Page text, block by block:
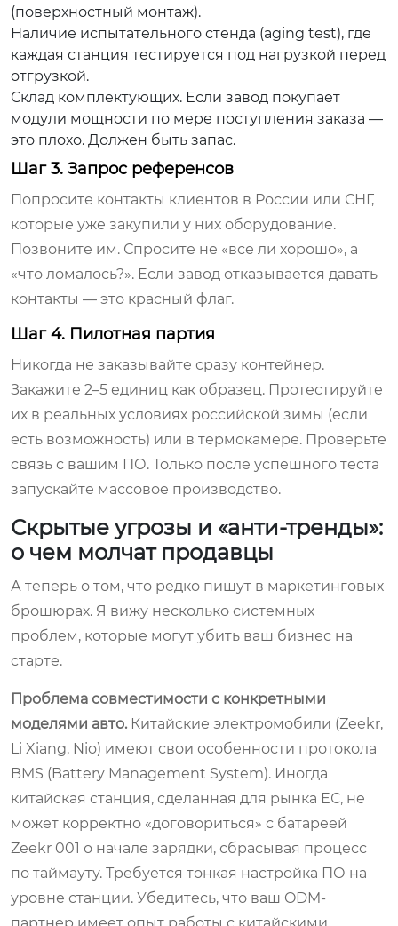
(поверхностный монтаж).
Наличие испытательного стенда (aging test), где
каждая станция тестируется под нагрузкой перед
отгрузкой.
Склад комплектующих. Если завод покупает
модули мощности по мере поступления заказа —
это плохо. Должен быть запас.
Шаг 3. Запрос референсов
Попросите контакты клиентов в России или СНГ,
которые уже закупили у них оборудование.
Позвоните им. Спросите не «все ли хорошо», а
«что ломалось?». Если завод отказывается давать
контакты — это красный флаг.
Шаг 4. Пилотная партия
Никогда не заказывайте сразу контейнер.
Закажите 2–5 единиц как образец. Протестируйте
их в реальных условиях российской зимы (если
есть возможность) или в термокамере. Проверьте
связь с вашим ПО. Только после успешного теста
запускайте массовое производство.
Скрытые угрозы и «анти-тренды»:
о чем молчат продавцы
А теперь о том, что редко пишут в маркетинговых
брошюрах. Я вижу несколько системных
проблем, которые могут убить ваш бизнес на
старте.
Проблема совместимости с конкретными
моделями авто. Китайские электромобили (Zeekr,
Li Xiang, Nio) имеют свои особенности протокола
BMS (Battery Management System). Иногда
китайская станция, сделанная для рынка ЕС, не
может корректно «договориться» с батареей
Zeekr 001 о начале зарядки, сбрасывая процесс
по таймауту. Требуется тонкая настройка ПО на
уровне станции. Убедитесь, что ваш ODM-
партнер имеет опыт работы с китайскими